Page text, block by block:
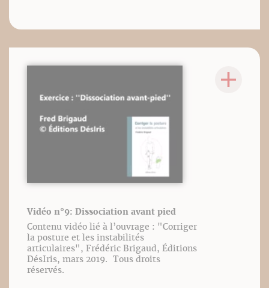
Vidéo n°9: Dissociation avant pied
Contenu vidéo lié à l’ouvrage : "Corriger
la posture et les instabilités
articulaires", Frédéric Brigaud, Éditions
DésIris, mars 2019. Tous droits
réservés.